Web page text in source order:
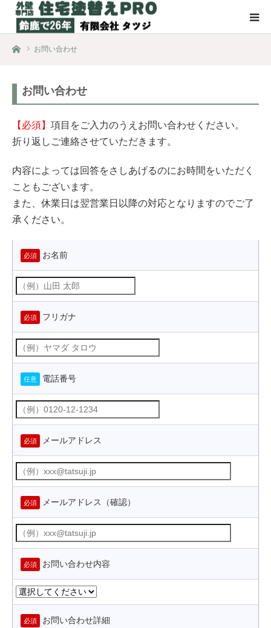
ホームお問い合わせ
お問い合わせ
【必須】 項目をご入力のうえお問い合わせください。
折り返しご連絡させていただきます。
内容によっては回答をさしあげるのにお時間をいただく
こともございます。
また、休業日は翌営業日以降の対応となりますのでご了
承ください。
必須 お名前
必須 フリガナ
任意 電話番号
必須 メールアドレス
必須 メールアドレス（確認）
必須 お問い合わせ内容
必須 お問い合わせ詳細